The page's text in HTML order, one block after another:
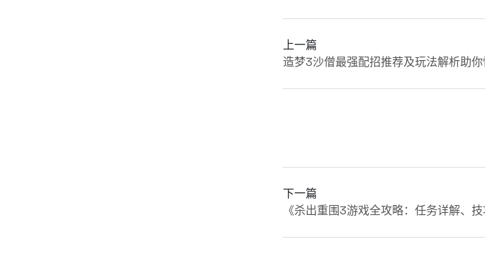
上一篇
造梦3沙僧最强配招推荐及玩法解析助
下一篇
《杀出重围3游戏全攻略：任务详解、